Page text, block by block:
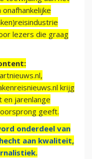
lezers die graag
krijg
jarenlange
geeft.
onderdeel van
aan kwaliteit,